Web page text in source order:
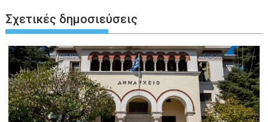
Σχετικές δημοσιεύσεις